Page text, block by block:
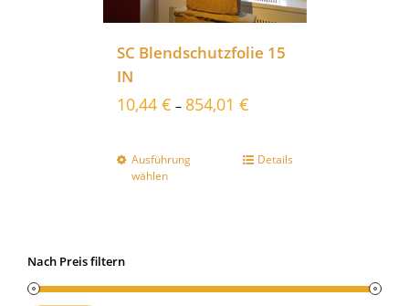
SC Blendschutzfolie 15
IN
10,44 € – 854,01 €
Ausführung
wählen
Details
Nach Preis filtern